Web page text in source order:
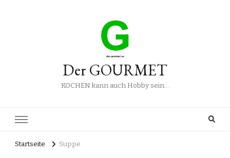
Der GOURMET
KOCHEN kann auch Hobby sein…
Startseite Suppe